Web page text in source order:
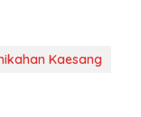
Kaesang